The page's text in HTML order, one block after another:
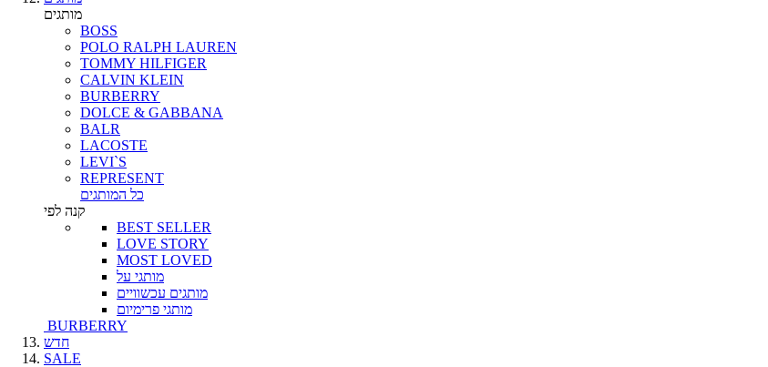
מותגים
BOSS
POLO RALPH LAUREN
TOMMY HILFIGER
CALVIN KLEIN
BURBERRY
DOLCE & GABBANA
BALR
LACOSTE
LEVI`S
REPRESENT
כל המותגים
קנה לפי
BEST SELLER
LOVE STORY
MOST LOVED
מותגי על
מותגים עכשוויים
מותגי פרימיום
BURBERRY
חדש
SALE